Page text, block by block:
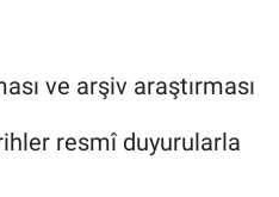
ve arşiv araştırması
resmî duyurularla